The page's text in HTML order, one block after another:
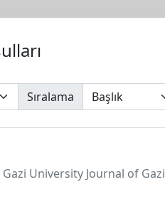
Sıralama
University Journal of Gazi